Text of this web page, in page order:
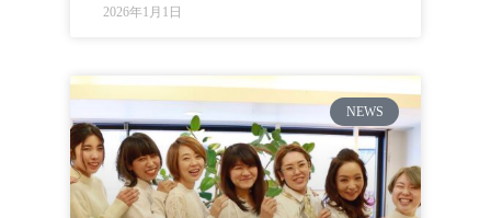
2026年1月1日
NEWS